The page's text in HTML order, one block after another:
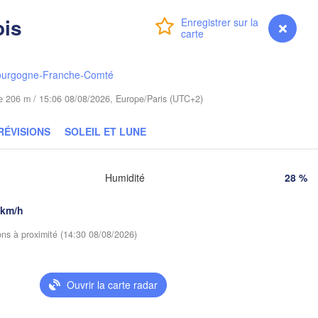
Connexion Premium myVentusky Prévisions
Franche-Comté
206 m / 15:06 08/08/2026, Europe/Paris (UTC+2)
SOLEIL ET LUNE
h
Humidité 28 %
à proximité (14:30 08/08/2026)
Ouvrir la carte radar
Łódź
Poznań
Olsztyn
POLOGNE
Košice
SLOVAQUIE
Гродна
(Hrodna)